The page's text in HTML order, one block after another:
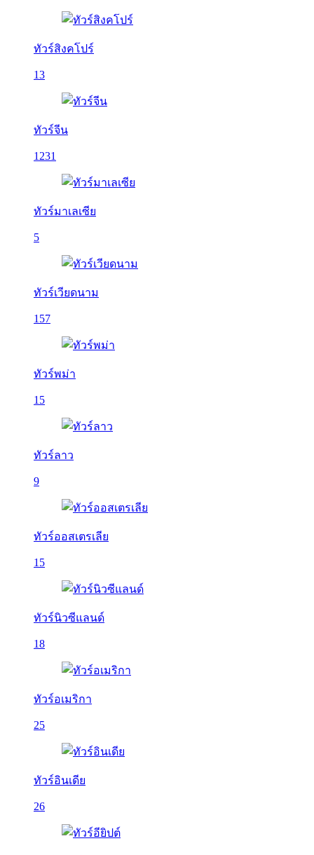
ทัวร์สิงคโปร์
13
ทัวร์จีน
1231
ทัวร์มาเลเซีย
5
ทัวร์เวียดนาม
157
ทัวร์พม่า
15
ทัวร์ลาว
9
ทัวร์ออสเตรเลีย
15
ทัวร์นิวซีแลนด์
18
ทัวร์อเมริกา
25
ทัวร์อินเดีย
26